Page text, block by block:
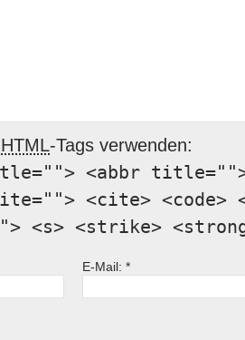
HTML-Tags verwenden:
<abbr title="">
<cite> <code>
<s> <strike>
E-Mail: *